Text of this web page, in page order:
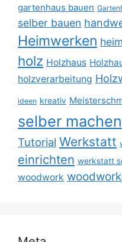
gartenhaus bauen
selber bauen
Heimwerken
holz Holzhaus
holzverarbeitung
ideen kreativ
selber machen
Tutorial Werkstatt
einrichten werkstatt
woodwork